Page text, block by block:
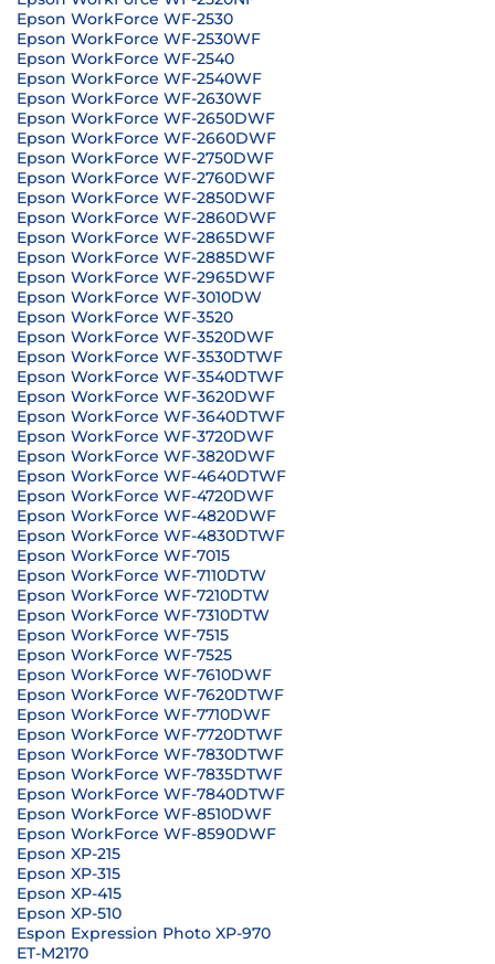
Epson WorkForce WF-2530
Epson WorkForce WF-2530WF
Epson WorkForce WF-2540
Epson WorkForce WF-2540WF
Epson WorkForce WF-2630WF
Epson WorkForce WF-2650DWF
Epson WorkForce WF-2660DWF
Epson WorkForce WF-2750DWF
Epson WorkForce WF-2760DWF
Epson WorkForce WF-2850DWF
Epson WorkForce WF-2860DWF
Epson WorkForce WF-2865DWF
Epson WorkForce WF-2885DWF
Epson WorkForce WF-2965DWF
Epson WorkForce WF-3010DW
Epson WorkForce WF-3520
Epson WorkForce WF-3520DWF
Epson WorkForce WF-3530DTWF
Epson WorkForce WF-3540DTWF
Epson WorkForce WF-3620DWF
Epson WorkForce WF-3640DTWF
Epson WorkForce WF-3720DWF
Epson WorkForce WF-3820DWF
Epson WorkForce WF-4640DTWF
Epson WorkForce WF-4720DWF
Epson WorkForce WF-4820DWF
Epson WorkForce WF-4830DTWF
Epson WorkForce WF-7015
Epson WorkForce WF-7110DTW
Epson WorkForce WF-7210DTW
Epson WorkForce WF-7310DTW
Epson WorkForce WF-7515
Epson WorkForce WF-7525
Epson WorkForce WF-7610DWF
Epson WorkForce WF-7620DTWF
Epson WorkForce WF-7710DWF
Epson WorkForce WF-7720DTWF
Epson WorkForce WF-7830DTWF
Epson WorkForce WF-7835DTWF
Epson WorkForce WF-7840DTWF
Epson WorkForce WF-8510DWF
Epson WorkForce WF-8590DWF
Epson XP-215
Epson XP-315
Epson XP-415
Epson XP-510
Espon Expression Photo XP-970
ET-M2170